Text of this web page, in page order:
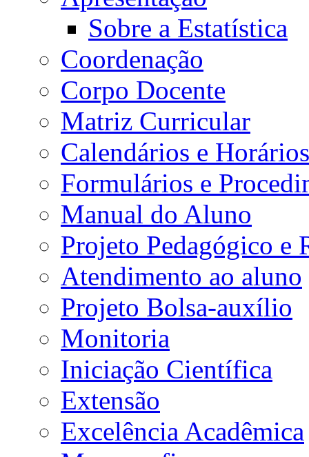
Sobre a Estatística
Coordenação
Corpo Docente
Matriz Curricular
Calendários e Horários
Formulários e
Manual do Aluno
Projeto Pedagógico e
Atendimento ao aluno
Projeto Bolsa-auxílio
Monitoria
Iniciação Científica
Extensão
Excelência Acadêmica